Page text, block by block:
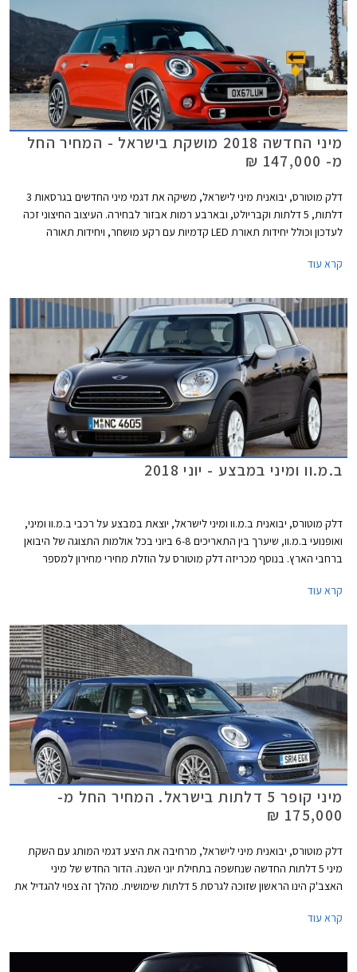
מיני החדשה 2018 מושקת בישראל - המחיר החל
מ- 147,000 ₪
דלק מוטורס, יבואנית מיני לישראל, משיקה את דגמי מיני החדשים בגרסאות 3
דלתות, 5 דלתות וקבריולט, ובארבע רמות אבזור לבחירה. העיצוב החיצוני זכה
לעדכון וכולל יחידות תאורת LED קדמיות עם רקע מושחר, ויחידות תאורה
מעתה תאורת כניסה עם חתימת המותג מיני.
קרא עוד
ב.מ.וו ומיני במבצע - יוני 2018
דלק מוטורס, יבואנית ב.מ.וו ומיני לישראל, יוצאת במבצע על רכבי ב.מ.וו ומיני,
ואופנועי ב.מ.וו, שיערך בין התאריכים 6-8 ביוני בכל אולמות התצוגה של היבואן
ברחבי הארץ. בנוסף מכריזה דלק מוטורס על הוזלת מחירי מחירון למספר
קרא עוד
מיני קופר 5 דלתות בישראל. המחיר החל מ-
175,000 ₪
דלק מוטורס, יבואנית מיני לישראל, מרחיבה את היצע דגמי המותג עם השקת
מיני 5 דלתות החדשה שנחשפה בתחילת יוני השנה. הדור החדש של מיני
האצב'ק הינו הראשון שזוכה לגרסת 5 דלתות שימושית. מהלך זה צפוי להגדיל את
אופנתית אך פסלו אותה בגלל העדר דלתות מאחור.
קרא עוד